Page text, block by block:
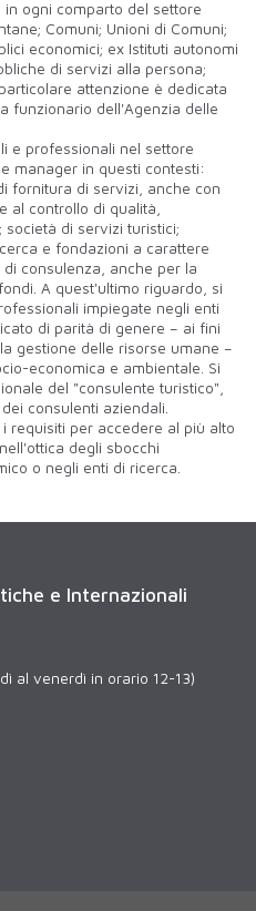
ogni comparto del settore
Comuni; Unioni di Comuni;
economici; ex Istituti autonomi
di servizi alla persona;
attenzione è dedicata
funzionario dell'Agenzia delle
e professionali nel settore
manager in questi contesti:
fornitura di servizi, anche con
al controllo di qualità,
di servizi turistici;
e fondazioni a carattere
consulenza, anche per la
A quest'ultimo riguardo, si
impiegate negli enti
di parità di genere – ai fini
gestione delle risorse umane –
economica e ambientale. Si
del "consulente turistico",
consulenti aziendali.
requisiti per accedere al più alto
degli sbocchi
o negli enti di ricerca.
e Internazionali
al venerdì in orario 12-13)